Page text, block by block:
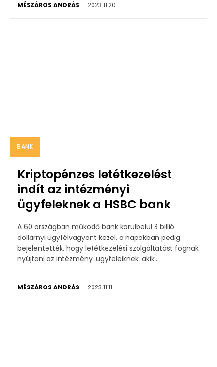
MÉSZÁROS ANDRÁS - 2023.11.20.
BANK
Kriptopénzes letétkezelést
indít az intézményi
ügyfeleknek a HSBC bank
A 60 országban működő bank körülbelül 3 billió
dollárnyi ügyfélvagyont kezel, a napokban pedig
bejelentették, hogy letétkezelési szolgáltatást fognak
nyújtani az intézményi ügyfeleiknek, akik...
MÉSZÁROS ANDRÁS - 2023.11.11.